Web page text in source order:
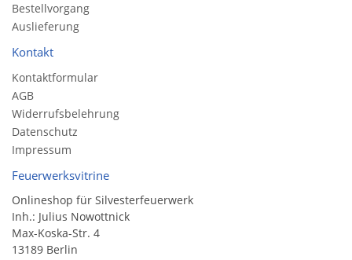
Bestellvorgang
Auslieferung
Kontakt
Kontaktformular
AGB
Widerrufsbelehrung
Datenschutz
Impressum
Feuerwerksvitrine
Onlineshop für Silvesterfeuerwerk
Inh.: Julius Nowottnick
Max-Koska-Str. 4
13189 Berlin